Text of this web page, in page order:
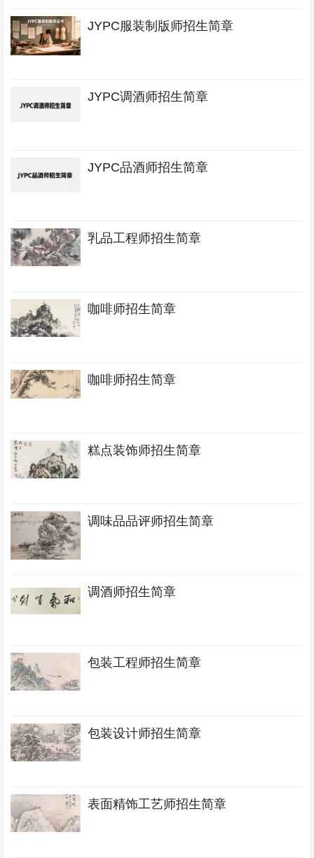
JYPC服装制版师招生简章
JYPC调酒师招生简章
JYPC品酒师招生简章
乳品工程师招生简章
咖啡师招生简章
咖啡师招生简章
糕点装饰师招生简章
调味品品评师招生简章
调酒师招生简章
包装工程师招生简章
包装设计师招生简章
表面精饰工艺师招生简章